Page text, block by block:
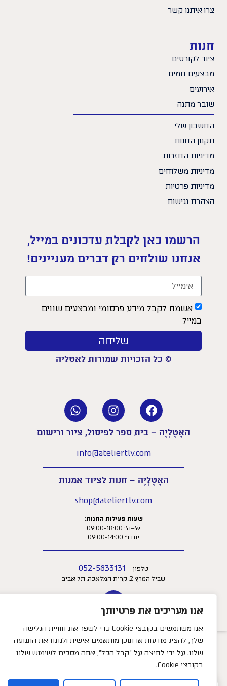
אנו מעריכים את פרטיותך
אנו משתמשים בקובצי Cookie כדי לשפר את חוויית הגלישה
שלך, להציג מודעות או תוכן מותאמים אישית ולנתח את התנועה
שלנו. על ידי לחיצה על "קבל הכל", אתה מסכים לשימוש שלנו
בקובצי Cookie.
צרו איתנו קשר
חנות
ציוד לקורסים
מבצעים חמים
אירועים
שובר מתנה
החשבון שלי
תקנון החנות
מדיניות החזרות
מדיניות משלוחים
מדיניות פרטיות
הצהרת נגישות
הרשמו כאן לקבלת עדכונים במייל,
אנחנו שולחים רק דברים מעניינים!
אשמח לקבל מידע פרסומי ומבצעים שווים
במייל
שליחה
© כל הזכויות שמורות לאטליה
האָטֶלְיֶה – בית ספר לפיסול, ציור ורישום
info@ateliertlv.com
האָטֶלְיֶה – חנות לציוד אמנות
shop@ateliertlv.com
שעות פעילות החנות:
א׳–ה׳: 09:00-18:00
יום ו׳: 09:00-14:00
טלפון –052-5833131
שביל המרץ 2, קרית המלאכה, תל אביב
צריכים עזרה?